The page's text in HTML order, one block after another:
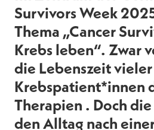
Survivors Week
Thema „Cancer
Krebs leben“. Zwar
die Lebenszeit vieler
Krebspatient*innen
Therapien . Doch
den Alltag nach